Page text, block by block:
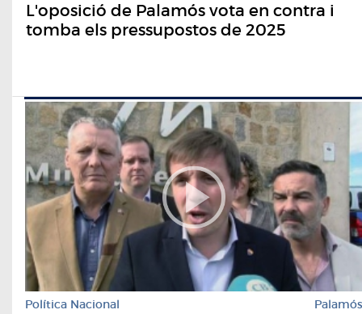
L'oposició de Palamós vota en contra i
tomba els pressupostos de 2025
Política Nacional Palamós